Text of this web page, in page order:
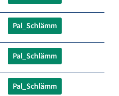
Pal_Schlämm
Pal_Schlämm
Pal_Schlämm